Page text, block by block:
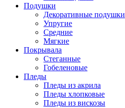
Подушки
Декоративные подушки
Упругие
Средние
Мягкие
Покрывала
Стеганные
Гобеленовые
Пледы
Пледы из акрила
Пледы хлопковые
Пледы из вискозы